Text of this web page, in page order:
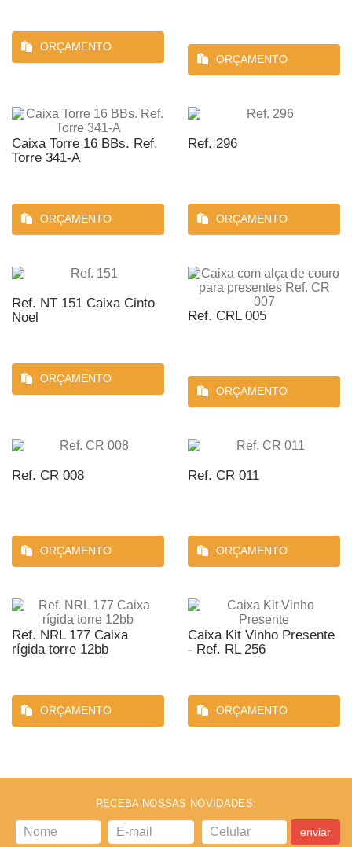
ORÇAMENTO
ORÇAMENTO
Caixa Torre 16 BBs. Ref.
Torre 341-A
ORÇAMENTO
Ref. 296
ORÇAMENTO
Ref. NT 151 Caixa Cinto
Noel
ORÇAMENTO
Ref. CRL 005
ORÇAMENTO
Ref. CR 008
ORÇAMENTO
Ref. CR 011
ORÇAMENTO
Ref. NRL 177 Caixa
rígida torre 12bb
ORÇAMENTO
Caixa Kit Vinho Presente
- Ref. RL 256
ORÇAMENTO
RECEBA NOSSAS NOVIDADES:
enviar